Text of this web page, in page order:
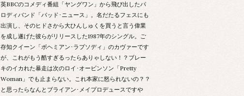
英BBCのコメディ番組「ヤングワン」から飛び出したパ
ロディバンド「バッド･ニュース」。名だたるフェスにも
出演し、そのヒドさから大ひんしゅくを買うと言う偉業
を成し遂げた彼らがリリースした1987年のシングル。ご
存知クイーン「ボヘミアン･ラプソディ」のカヴァーです
が、これがもう酷すぎるったらありゃしない！？ブレー
キのイカれた暴走は次のロイ･オービンソン「Pretty
Woman」でも止まらない。これ本家に怒られないの？？
と思ったらなんとブライアン･メイプロデュースですや